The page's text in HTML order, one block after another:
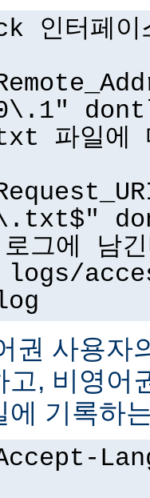
인터페이
파일에
그에 남
logs/
권 사용자
고, 비영어
에 기록하